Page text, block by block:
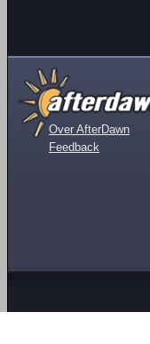
Over AfterDawn
Feedback